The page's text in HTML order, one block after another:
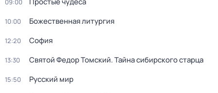
09:00
10:00 Божественная литургия
12:20 София
13:30 Святой Федор Томский. Тайна сибирского старца
15:50 Русский мир